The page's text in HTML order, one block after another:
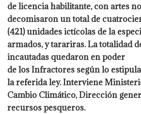
de licencia habilitante, con artes
decomisaron un total de
(421) unidades ictícolas de la
armados, y tarariras. La totalidad
incautadas quedaron en poder
de los Infractores según lo
la referida ley. Interviene
Cambio Climático, Dirección
recursos pesqueros.